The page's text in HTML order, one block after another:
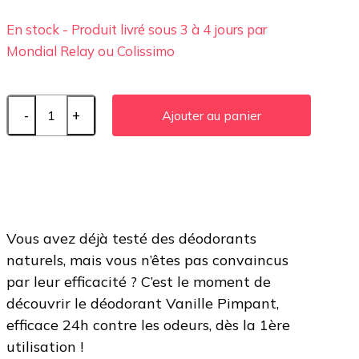
En stock - Produit livré sous 3 à 4 jours par
Mondial Relay ou Colissimo
Ajouter au panier
Vous avez déjà testé des déodorants
naturels, mais vous n’êtes pas convaincus
par leur efficacité ? C’est le moment de
découvrir le déodorant Vanille Pimpant,
efficace 24h contre les odeurs, dès la 1ère
utilisation !